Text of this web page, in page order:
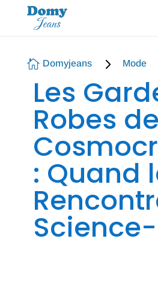
 Domyjeans 5 Mode
Les
Robes
: Quand